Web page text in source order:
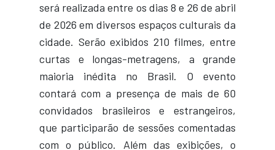
será realizada entre os dias 8 e 26 de abril
de 2026 em diversos espaços culturais da
cidade. Serão exibidos 210 filmes, entre
curtas e longas-metragens, a grande
maioria inédita no Brasil. O evento
contará com a presença de mais de 60
convidados brasileiros e estrangeiros,
que participarão de sessões comentadas
com o público. Além das exibições, o